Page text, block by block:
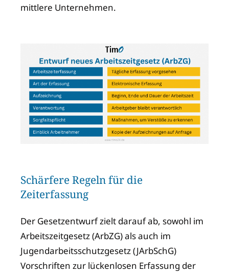
mittlere Unternehmen.
Schärfere Regeln für die
Zeiterfassung
Der Gesetzentwurf zielt darauf ab, sowohl im
Arbeitszeitgesetz (ArbZG) als auch im
Jugendarbeitsschutzgesetz (JArbSchG)
Vorschriften zur lückenlosen Erfassung der